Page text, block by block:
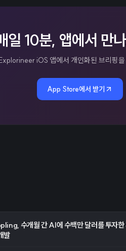
일 10분, 앱에서 만
iOS 앱에서 개인화된 브리핑을
App Store에서 받기
수개월 간 AI에 수백만 달러를 투자한
발